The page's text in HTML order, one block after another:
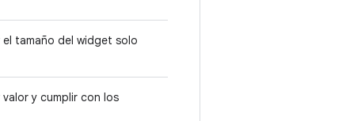
tamaño del widget solo
y cumplir con los